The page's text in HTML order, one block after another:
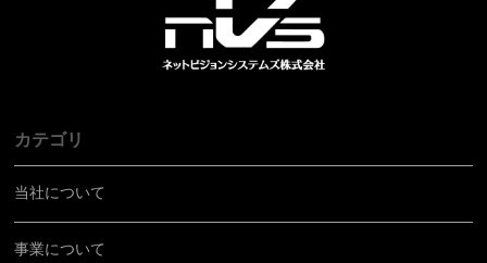
カテゴリ
当社について
事業について